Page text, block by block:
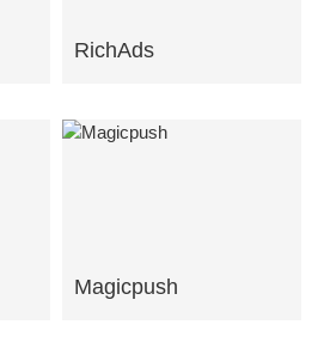
RichAds
Magicpush